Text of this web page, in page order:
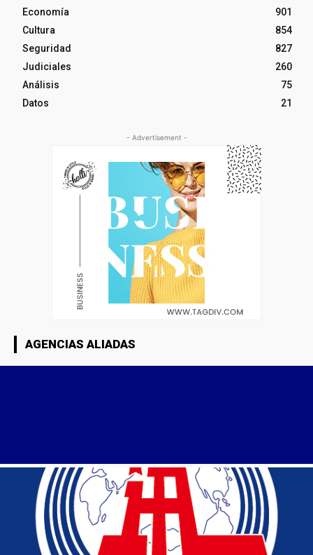
Economía
901
Cultura
854
Seguridad
827
Judiciales
260
Análisis
75
Datos
21
- Advertisement -
AGENCIAS ALIADAS